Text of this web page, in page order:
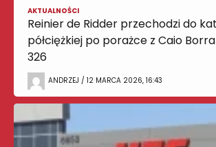
AKTUALNOŚCI
Reinier de Ridder przechodzi do
półciężkiej po porażce z Caio
326
ANDRZEJ / 12 MARCA 2026, 16:43